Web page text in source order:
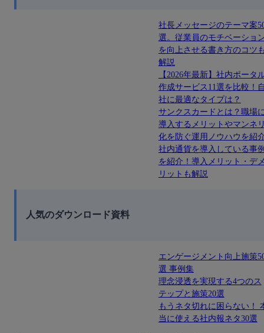
社長メッセージのテーマ案
選。従業員のモチベーショ
を向上させる書き方のコツ
解説
【2026年最新】社内ポータ
作成サービス11選を比較！
社に最適なタイプは？
サンクスカードとは？職場
導入するメリットやマンネ
化を防ぐ運用ノウハウを紹
社内通貨を導入している事
を紹介！導入メリット・デ
リットも解説
人気のダウンロード資料
エンゲージメント向上施策
選 事例集
理念浸透を実現する4つのス
テップと施策20選
もうネタ切れに困らない！
当に使える社内報ネタ30選